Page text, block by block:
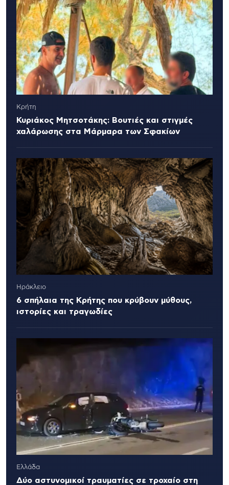
Κρήτη
Κυριάκος Μητσοτάκης: Βουτιές και στιγμές
χαλάρωσης στα Μάρμαρα των Σφακίων
Ηράκλειο
6 σπήλαια της Κρήτης που κρύβουν μύθους,
ιστορίες και τραγωδίες
Ελλάδα
Δύο αστυνομικοί τραυματίες σε τροχαίο στη